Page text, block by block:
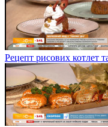
Рецепт рисових котлет